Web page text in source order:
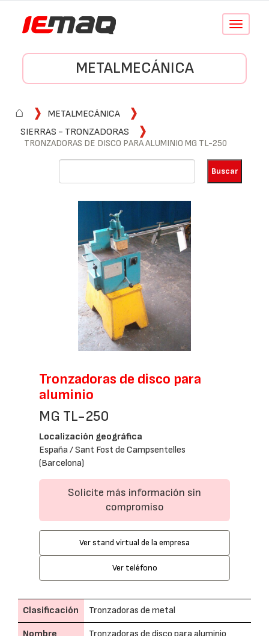
Conmutar
METALMECÁNICA
⌂
METALMECÁNICA
SIERRAS - TRONZADORAS
TRONZADORAS DE DISCO PARA ALUMINIO MG TL-250
Tronzadoras de disco para
aluminio
MG TL-250
Localización geográfica
España / Sant Fost de Campsentelles
(Barcelona)
Solicite más información sin
compromiso
Ver stand virtual de la empresa
Ver teléfono
Clasificación Tronzadoras de metal